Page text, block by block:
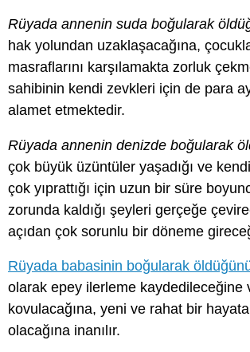
Rüyada annenin suda boğularak
hak yolundan uzaklaşacağına,
masraflarını karşılamakta zorluk
sahibinin kendi zevkleri için de para
alamet etmektedir.
Rüyada annenin denizde boğularak
çok büyük üzüntüler yaşadığı ve
çok yıprattığı için uzun bir süre
zorunda kaldığı şeyleri gerçeğe
açıdan çok sorunlu bir döneme
Rüyada babasinin boğularak
olarak epey ilerleme kaydedileceğine
kovulacağına, yeni ve rahat bir
olacağına inanılır.